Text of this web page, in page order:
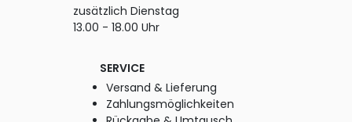
zusätzlich Dienstag
13.00 - 18.00 Uhr
SERVICE
Versand & Lieferung
Zahlungsmöglichkeiten